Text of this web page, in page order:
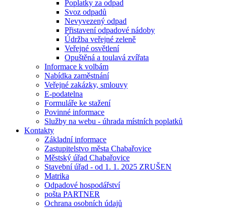
Poplatky za odpad
Svoz odpadů
Nevyvezený odpad
Přistavení odpadové nádoby
Údržba veřejné zeleně
Veřejné osvětlení
Opuštěná a toulavá zvířata
Informace k volbám
Nabídka zaměstnání
Veřejné zakázky, smlouvy
E-podatelna
Formuláře ke stažení
Povinné informace
Služby na webu - úhrada místních poplatků
Kontakty
Základní informace
Zastupitelstvo města Chabařovice
Městský úřad Chabařovice
Stavební úřad - od 1. 1. 2025 ZRUŠEN
Matrika
Odpadové hospodářství
pošta PARTNER
Ochrana osobních údajů